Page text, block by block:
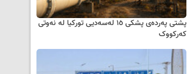
پشتی پەردەی پشکی ١٥ لەسەدیی تورکیا لە نەوتی
کەرکووک